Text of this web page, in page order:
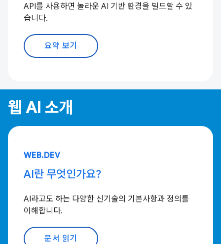
API를 사용하면 놀라운 AI 기반 환경을 빌드할 수 있
습니다.
요약 보기
웹 AI 소개
WEB.DEV
AI란 무엇인가요?
AI라고도 하는 다양한 신기술의 기본사항과 정의를
이해합니다.
문서 읽기